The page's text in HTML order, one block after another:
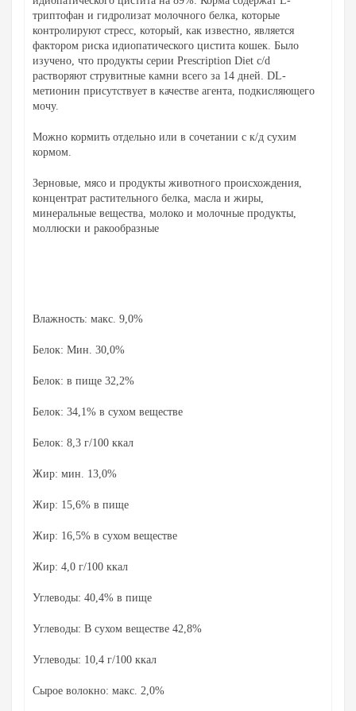
триптофан и гидролизат молочного белка, которые
контролируют стресс, который, как известно, является
фактором риска идиопатического цистита кошек. Было
изучено, что продукты серии Prescription Diet c/d
растворяют струвитные камни всего за 14 дней. DL-
метионин присутствует в качестве агента, подкисляющего
мочу.
Можно кормить отдельно или в сочетании с к/д сухим
кормом.
Зерновые, мясо и продукты животного происхождения,
концентрат растительного белка, масла и жиры,
минеральные вещества, молоко и молочные продукты,
моллюски и ракообразные
Влажность: макс. 9,0%
Белок: Мин. 30,0%
Белок: в пище 32,2%
Белок: 34,1% в сухом веществе
Белок: 8,3 г/100 ккал
Жир: мин. 13,0%
Жир: 15,6% в пище
Жир: 16,5% в сухом веществе
Жир: 4,0 г/100 ккал
Углеводы: 40,4% в пище
Углеводы: В сухом веществе 42,8%
Углеводы: 10,4 г/100 ккал
Сырое волокно: макс. 2,0%